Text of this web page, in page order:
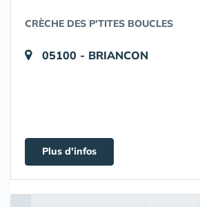
CRÈCHE DES P'TITES BOUCLES
05100 - BRIANCON
Plus d'infos